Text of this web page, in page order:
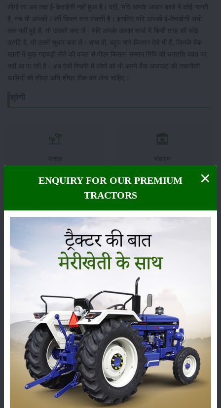
लोगों का अब तक ई-केवाईसी नहीं हुआ है। वहीं, यदि आपके आधार कार्ड में कोई गलती
है, तब भी आपकी 14वीं किस्त रुक सकती है। इसलिए यदि आपकी ई-केवाईसी अभी
तक नहीं हुई है, तो उसको करा लें। यदि आपके आधार कार्ड में किसी तरह की कोई
त्रुटि है, तो उसमें सुधार करा लें। साथ ही, बहुत सारे किसान ऐसे भी हैं, जिनके बैंक
खातों में कुछ गड़बड़ी होने की वजह से पीएम किसान सम्मान निधि की धनराशि वक्त पर
नहीं आ पा रही है। अब ऐसी स्थिति में लोगों को भी अपने बैंक अकाउंट की तकनीकी
खामियों को शीघ्र अति शीघ्र ठीक कर लेना चाहिए।
फसल भंडारण
कीटनाशक पशुपालन
कृषि यंत्र समाचार
सम्पादकीय अन्य
लाड़ली बहना योजना की 36वीं किस्त जारी, करोड़ों महिलाओं के
खातों में पहुंचे 1500 रुपये
16-May-2026
ENQUIRY FOR OUR PREMIUM
TRACTORS